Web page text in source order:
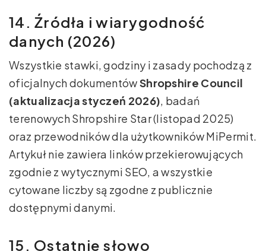
14. Źródła i wiarygodność
danych (2026)
Wszystkie stawki, godziny i zasady pochodzą z
oficjalnych dokumentówShropshire Council
(aktualizacja styczeń 2026), badań
terenowych Shropshire Star (listopad 2025)
oraz przewodników dla użytkowników MiPermit.
Artykuł nie zawiera linków przekierowujących
zgodnie z wytycznymi SEO, a wszystkie
cytowane liczby są zgodne z publicznie
dostępnymi danymi.
15. Ostatnie słowo